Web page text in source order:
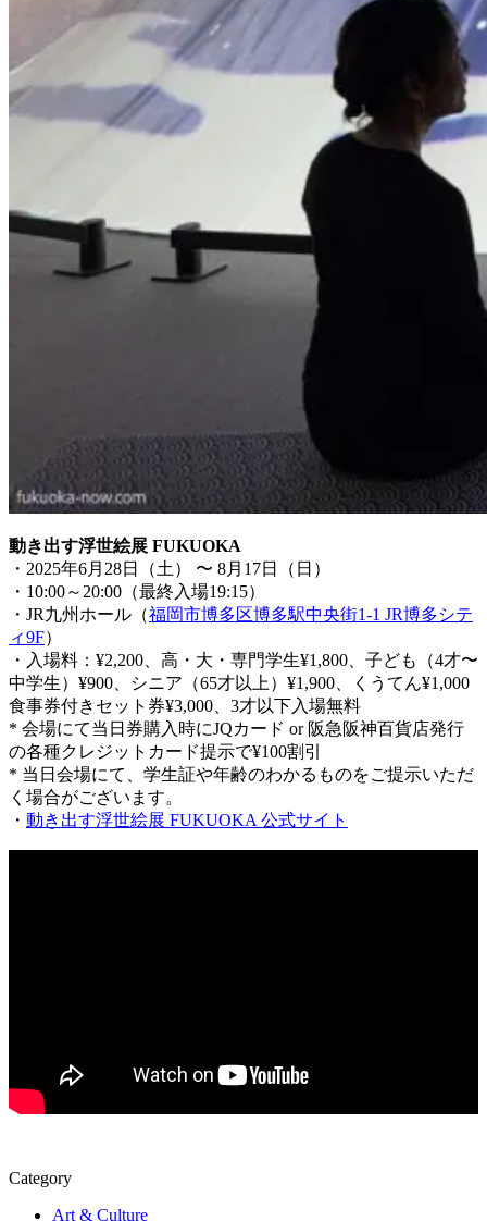
動き出す浮世絵展 FUKUOKA
・2025年6月28日（土） 〜 8月17日（日）
・10:00～20:00（最終入場19:15）
・JR九州ホール（福岡市博多区博多駅中央街1-1 JR博多シテ
ィ9F）
・入場料：¥2,200、高・大・専門学生¥1,800、子ども（4才〜
中学生）¥900、シニア（65才以上）¥1,900、くうてん¥1,000
食事券付きセット券¥3,000、3才以下入場無料
* 会場にて当日券購入時にJQカード or 阪急阪神百貨店発行
の各種クレジットカード提示で¥100割引
* 当日会場にて、学生証や年齢のわかるものをご提示いただ
く場合がございます。
・ 動き出す浮世絵展 FUKUOKA 公式サイト
Category
Art & Culture